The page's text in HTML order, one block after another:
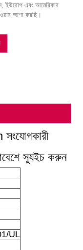
ইউরোপ এবং আমেরিকার
আশা করছি।
স্যুইচ করুন
UL